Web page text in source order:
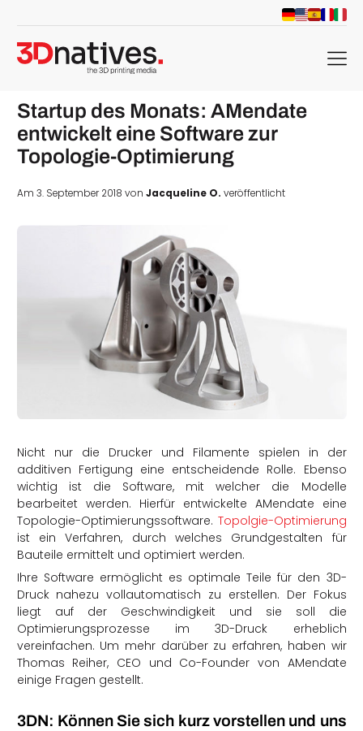
menu
Startup des Monats: AMendate
entwickelt eine Software zur
Topologie-Optimierung
Am 3. September 2018 von Jacqueline O. veröffentlicht
Nicht nur die Drucker und Filamente spielen in der
additiven Fertigung eine entscheidende Rolle. Ebenso
wichtig ist die Software, mit welcher die Modelle
bearbeitet werden. Hierfür entwickelte AMendate eine
Topologie-Optimierungssoftware. Topolgie-Optimierung
ist ein Verfahren, durch welches Grundgestalten für
Bauteile ermittelt und optimiert werden.
Ihre Software ermöglicht es optimale Teile für den 3D-
Druck nahezu vollautomatisch zu erstellen. Der Fokus
liegt auf der Geschwindigkeit und sie soll die
Optimierungsprozesse im 3D-Druck erheblich
vereinfachen. Um mehr darüber zu erfahren, haben wir
Thomas Reiher, CEO und Co-Founder von AMendate
einige Fragen gestellt.
3DN: Können Sie sich kurz vorstellen und uns